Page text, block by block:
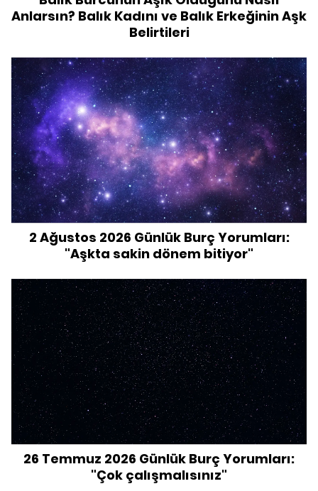
Anlarsın? Balık Kadını ve Balık Erkeğinin Aşk
Belirtileri
2 Ağustos 2026 Günlük Burç Yorumları:
"Aşkta sakin dönem bitiyor"
26 Temmuz 2026 Günlük Burç Yorumları:
"Çok çalışmalısınız"